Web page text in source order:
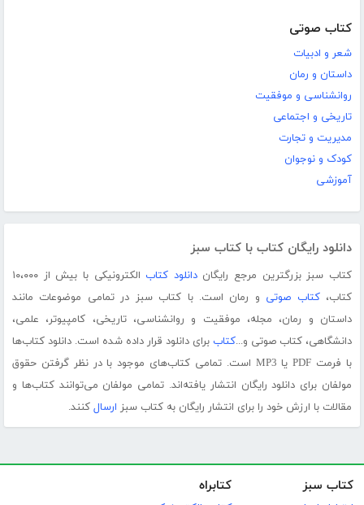
کتاب صوتی
شعر و ادبیات
داستان و رمان
روانشناسی و موفقیت
تاریخی و اجتماعی
مدیریت و تجارت
کودک و نوجوان
آموزشی
دانلود رایگان کتاب با کتاب سبز
کتاب سبز بزرگترین مرجع رایگاندانلود کتاب
الکترونیکی با بیش از ۱۰،۰۰۰
کتاب،کتاب صوتی و رمان است. با کتاب سبز در تمامی موضوعات مانند
داستان و رمان، مجله، موفقیت و روانشناسی، تاریخی، کامپیوتر، علمی،
دانشگاهی، کتاب صوتی و...کتاب برای دانلود قرار داده شده است. دانلود کتاب‌ها
با فرمت PDF یا MP3 است. تمامی کتاب‌های موجود با در نظر گرفتن حقوق
مولفان برای دانلود رایگان انتشار یافته‌اند. تمامی مولفان می‌توانند کتاب‌ها و
مقالات با ارزش خود را برای انتشار رایگان به کتاب سبز ارسال کنند.
کتاب سبز کتابراه